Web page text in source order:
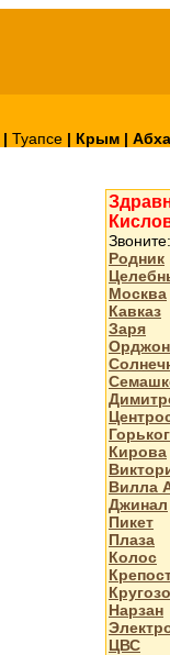
| Туапсе | Крым |
Родник
Москва
Кавказ
Заря
Кирова
Вилла
Джинал
Пикет
Плаза
Колос
Нарзан
ЦВС